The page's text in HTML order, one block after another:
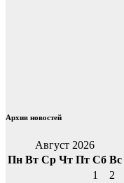
Архив новостей
Август 2026
Пн Вт Ср Чт Пт Сб Вс
1
2